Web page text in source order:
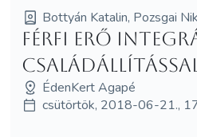
Bottyán Katalin, Pozsgai
Férfi Erő
ÉdenKert Agapé
csütörtök, 2018-06-21.,